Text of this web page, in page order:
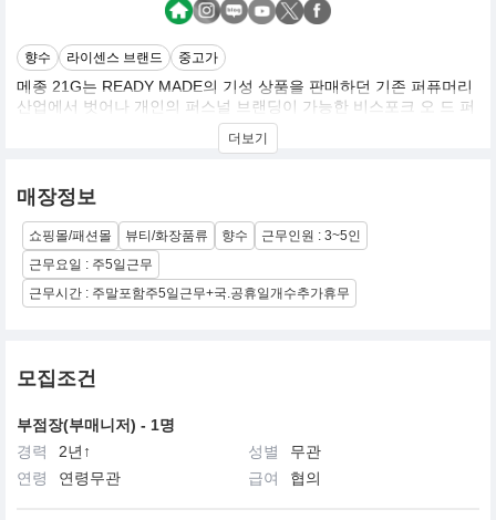
향수 라이센스 브랜드 중고가
메종 21G는 READY MADE의 기성 상품을 판매하던 기존 퍼퓨머리
산업에서 벗어나 개인의 퍼스널 브랜딩이 가능한 비스포크 오 드 퍼
퓸 브랜드로 고객 개개인의 특별함에 맞춘 퍼퓨머리 서비스를 제공
합니다. 스몰 럭셔리를 트렌드로 빠르게 성장하는 니치 향수 시장 속
다” 혹은 “비스포크하다” 라는 메종21G의 독보적인 캐릭터를 함께
성장 시킬 수 있는 동료를 기다리고 있습니다.
우리는 향수에 대한 진심으로 다양한 컨텐츠 아이디어를 공유하고
실현하여 브랜드의 가치와 함께 지속적으로 성장할 것입니다.
더보기
매장정보
쇼핑몰/패션몰 뷰티/화장품류 향수
근무인원 : 3~5인
근무요일 : 주5일근무
근무시간 : 주말포함주5일근무+국.공휴일개수추가휴무
모집조건
부점장(부매니저) - 1명
경력
2년↑ 성별
무관
연령
연령무관 급여 협의